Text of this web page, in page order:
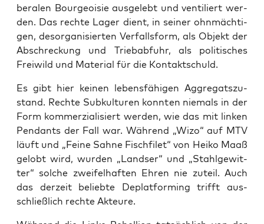
be­ra­len Bour­geoi­sie aus­ge­lebt und ven­ti­liert wer­
den. Das rech­te Lager dient, in sei­ner ohn­mäch­ti­
gen, des­or­ga­ni­sier­ten Ver­falls­form, als Objekt der
Abschre­ckung und Trieb­ab­fuhr, als poli­ti­sches
Frei­wild und Mate­ri­al für die Kontaktschuld.
Es gibt hier kei­nen lebens­fä­hi­gen Aggre­gats­zu­
stand. Rech­te Sub­kul­tu­ren konn­ten nie­mals in der
Form kom­mer­zia­li­siert wer­den, wie das mit lin­ken
Pen­dants der Fall war. Wäh­rend „Wizo“ auf MTV
läuft und „Fei­ne Sah­ne Fisch­fi­let“ von Hei­ko Maaß
gelobt wird, wur­den „Land­ser“ und „Stahl­ge­wit­
ter“ sol­che zwei­fel­haf­ten Ehren nie zuteil. Auch
das der­zeit belieb­te Deplat­forming trifft aus­
schließ­lich rech­te Akteure.